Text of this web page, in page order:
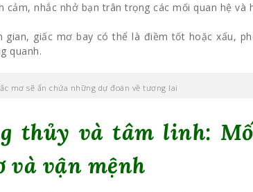
cảm, nhắc nhở bạn trân trọng các mối quan hệ và
gian, giấc mơ bay có thể là điềm tốt hoặc xấu,
quanh.
mơ sẽ ẩn chứa những dự đoán về tương lai
thủy và tâm linh:
và vận mệnh